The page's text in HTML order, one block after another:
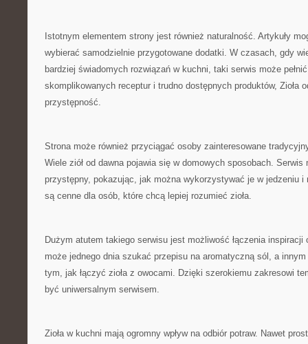
Istotnym elementem strony jest również naturalność. Artykuły
wybierać samodzielnie przygotowane dodatki. W czasach, gdy
bardziej świadomych rozwiązań w kuchni, taki serwis może
skomplikowanych receptur i trudno dostępnych produktów, Zioła
przystępność.
Strona może również przyciągać osoby zainteresowane
Wiele ziół od dawna pojawia się w domowych sposobach.
przystępny, pokazując, jak można wykorzystywać je w jedzeniu i
są cenne dla osób, które chcą lepiej rozumieć zioła.
Dużym atutem takiego serwisu jest możliwość łączenia
może jednego dnia szukać przepisu na aromatyczną sól, a
tym, jak łączyć zioła z owocami. Dzięki szerokiemu zakresowi
być uniwersalnym serwisem.
Zioła w kuchni mają ogromny wpływ na odbiór potraw. Nawet